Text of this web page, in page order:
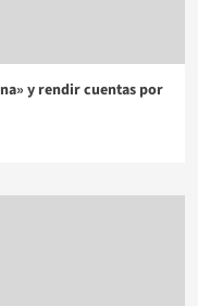
y rendir cuentas por